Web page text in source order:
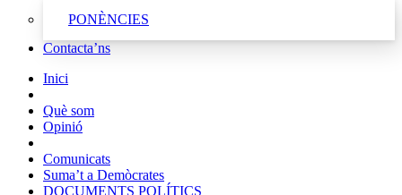
PONÈNCIES
Contacta’ns
Inici
Què som
Opinió
Comunicats
Suma’t a Demòcrates
DOCUMENTS POLÍTICS